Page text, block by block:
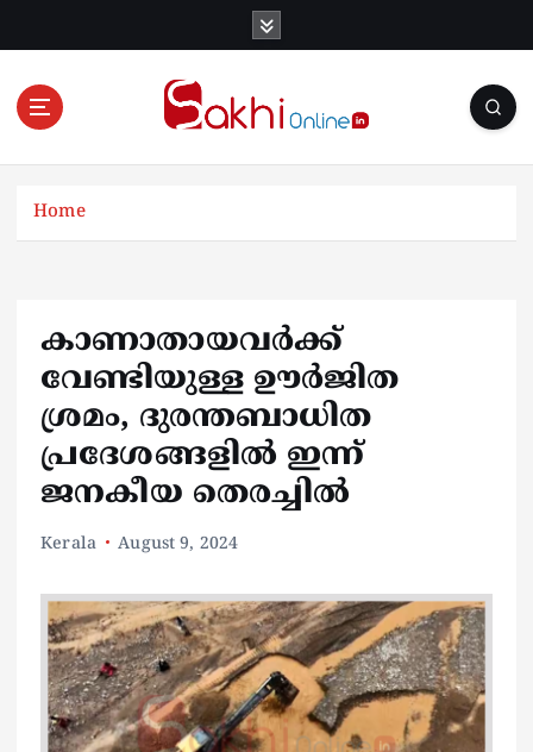
Online News Portal
Home
കാണാതായവർക്ക്
വേണ്ടിയുള്ള ഊർജിത
ശ്രമം, ദുരന്തബാധിത
പ്രദേശങ്ങളിൽ ഇന്ന്
ജനകീയ തെരച്ചിൽ
Kerala August 9, 2024